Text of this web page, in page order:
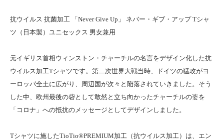
抗ウイルス 抗菌加工 「Never Give Up」 ネバー・ギブ・アップ Tシャ
ツ（日本製）ユニセックス 男女兼用
元イギリス首相ウィンストン・チャーチルの名言をデザイン化した抗
ウイルス加工Tシャツです。第二次世界大戦当時、ドイツの猛攻がヨ
ーロッパ全土に広がり、周辺国が次々と陥落されていきました。そう
した中、欧州最後の砦として敢然と立ち向かったチャーチルの姿を
「コロナ」への抵抗のメッセージとしてデザインしました。
Tシャツに施したTioTio®PREMIUM加工（抗ウイルス加工）は、エン